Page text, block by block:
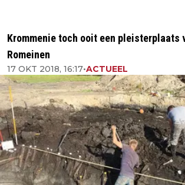
Krommenie toch ooit een pleisterplaats
Romeinen
17 OKT 2018, 16:17•ACTUEEL